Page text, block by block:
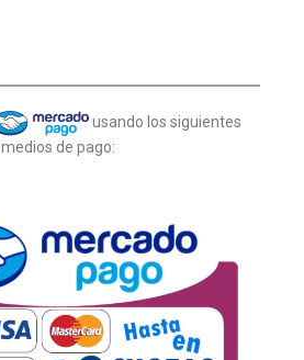
usando los siguientes
medios de pago: